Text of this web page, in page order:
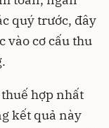
quý trước, đây
vào cơ cấu thu
hợp nhất
kết quả này